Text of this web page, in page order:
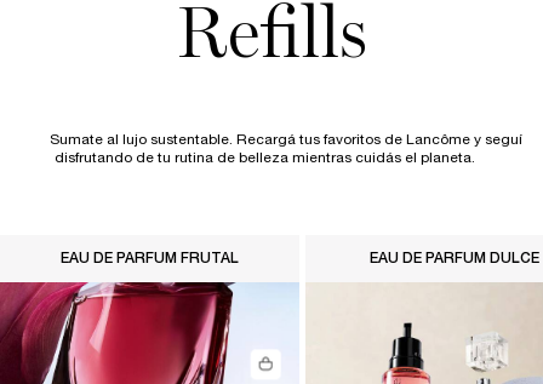
Refills
Sumate al lujo sustentable. Recargá tus favoritos de Lancôme y seguí
disfrutando de tu rutina de belleza mientras cuidás el planeta.
EAU DE PARFUM FRUTAL EAU DE PARFUM DULCE